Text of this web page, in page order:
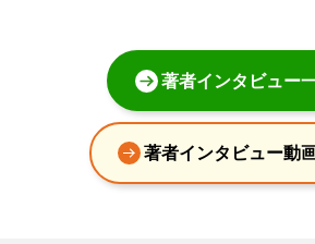
著者インタビュー
著者インタビュー動